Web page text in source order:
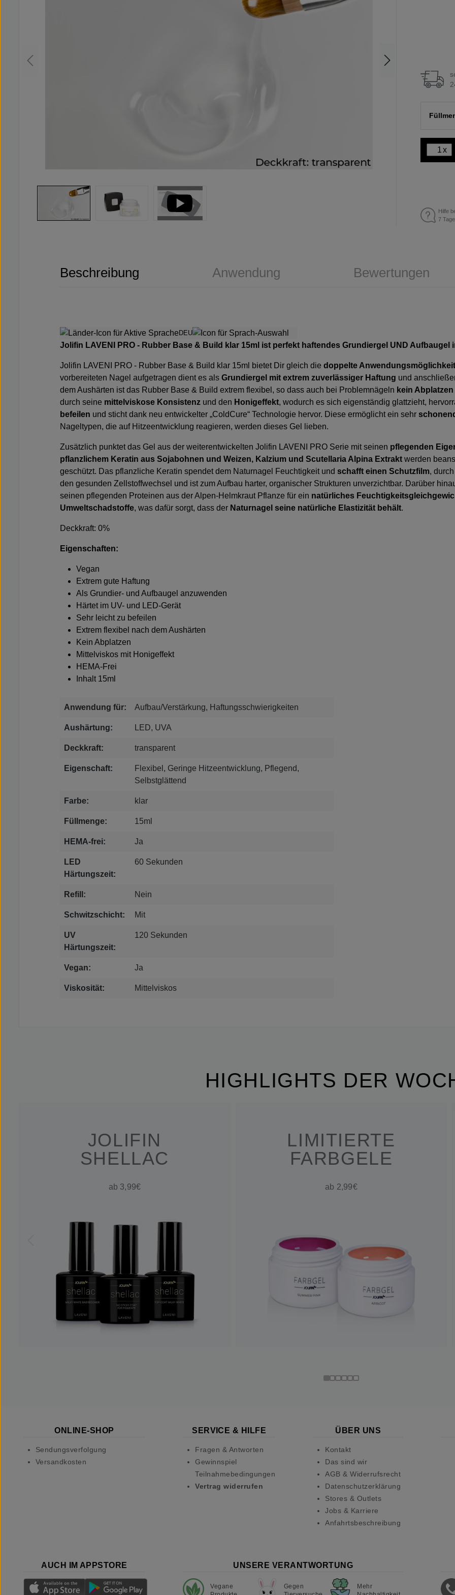
x
Hilfe
7
Beschreibung Anwendung Bewertungen
DEU
Jolifin LAVENI PRO - Rubber Base & Build klar 15ml ist perfekt haftendes Grundiergel UND Aufbaugel
Jolifin LAVENI PRO - Rubber Base & Build klar 15ml bietet Dir gleich die doppelte Anwendungsmöglichkeit
vorbereiteten Nagel aufgetragen dient es als Grundiergel mit extrem zuverlässiger Haftung und
dem Aushärten ist das Rubber Base & Build extrem flexibel, so dass auch bei Problemnägeln kein Abplatzen
durch seine mittelviskose Konsistenz und den Honigeffekt, wodurch es sich eigenständig glattzieht,
befeilen und sticht dank neu entwickelter „ColdCure“ Technologie hervor. Diese ermöglicht ein sehr
Nageltypen, die auf Hitzeentwicklung reagieren, werden dieses Gel lieben.
Zusätzlich punktet das Gel aus der weiterentwickelten Jolifin LAVENI PRO Serie mit seinen pflegenden
pflanzlichem Keratin aus Sojabohnen und Weizen, Kalzium und Scutellaria Alpina Extrakt werden
geschützt. Das pflanzliche Keratin spendet dem Naturnagel Feuchtigkeit und schafft einen Schutzfilm,
den gesunden Zellstoffwechsel und ist zum Aufbau harter, organischer Strukturen unverzichtbar. Darüber
seinen pflegenden Proteinen aus der Alpen-Helmkraut Pflanze für ein natürliches
Umweltschadstoffe, was dafür sorgt, dass der Naturnagel seine natürliche Elastizität behält.
Deckkraft: 0%
Eigenschaften:
Vegan
Extrem gute Haftung
Als Grundier- und Aufbaugel anzuwenden
Härtet im UV- und LED-Gerät
Sehr leicht zu befeilen
Extrem flexibel nach dem Aushärten
Kein Abplatzen
Mittelviskos mit Honigeffekt
HEMA-Frei
Inhalt 15ml
Anwendung für: Aufbau/Verstärkung, Haftungsschwierigkeiten
Aushärtung: LED, UVA
Deckkraft: transparent
Eigenschaft:
Flexibel, Geringe Hitzeentwicklung, Pflegend,
Selbstglättend
Farbe: klar
Füllmenge: 15ml
HEMA-frei: Ja
LED
Härtungszeit:
60 Sekunden
Refill: Nein
Schwitzschicht: Mit
UV
Härtungszeit:
120 Sekunden
Vegan: Ja
Viskosität: Mittelviskos
HIGHLIGHTS DER
JOLIFIN
SHELLAC
ab 3,99€
LIMITIERTE
FARBGELE
ab 2,99€
ONLINE-SHOP
Sendungsverfolgung
Versandkosten
SERVICE & HILFE
Fragen & Antworten
Gewinnspiel
Teilnahmebedingungen
Vertrag widerrufen
ÜBER UNS
Kontakt
Das sind wir
AGB & Widerrufsrecht
Datenschutzerklärung
Stores & Outlets
Jobs & Karriere
Anfahrtsbeschreibung
AUCH IM APPSTORE UNSERE VERANTWORTUNG
Vegane
Gegen
Mehr